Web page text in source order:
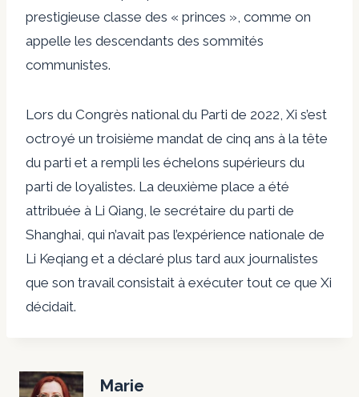
prestigieuse classe des « princes », comme on
appelle les descendants des sommités
communistes.
Lors du Congrès national du Parti de 2022, Xi s’est
octroyé un troisième mandat de cinq ans à la tête
du parti et a rempli les échelons supérieurs du
parti de loyalistes. La deuxième place a été
attribuée à Li Qiang, le secrétaire du parti de
Shanghai, qui n’avait pas l’expérience nationale de
Li Keqiang et a déclaré plus tard aux journalistes
que son travail consistait à exécuter tout ce que Xi
décidait.
Marie